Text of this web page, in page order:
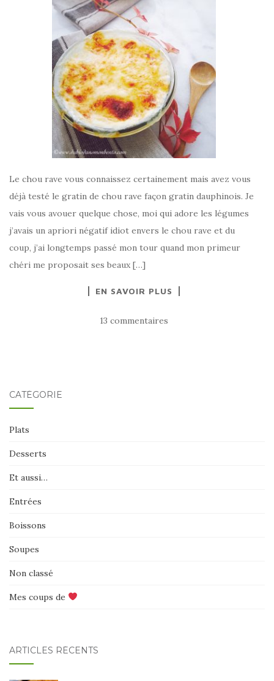
Le chou rave vous connaissez certainement mais avez vous
déjà testé le gratin de chou rave façon gratin dauphinois. Je
vais vous avouer quelque chose, moi qui adore les légumes
j’avais un apriori négatif idiot envers le chou rave et du
coup, j’ai longtemps passé mon tour quand mon primeur
chéri me proposait ses beaux […]
EN SAVOIR PLUS
13 commentaires
CATÉGORIE
Plats
Desserts
Et aussi…
Entrées
Boissons
Soupes
Non classé
Mes coups de
ARTICLES RÉCENTS